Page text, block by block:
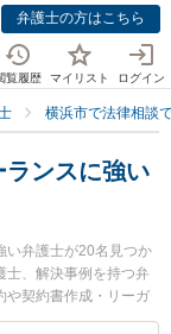
弁護士の方はこちら
覧履歴 マイリスト ログイン
横浜市で法律相談
ンスに強い
い弁護士が20名見つか
士、解決事例を持つ弁
や契約書作成・リーガ
での絞り込み検索もで